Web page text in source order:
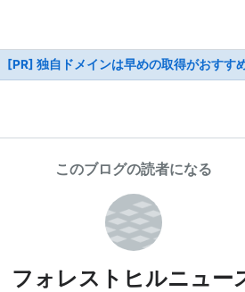
[PR] 独自ドメインは早めの取得がおすす
このブログの読者になる
フォレストヒルニュー